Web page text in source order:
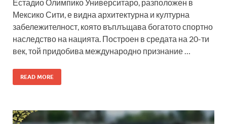
Естадио Олимпико Университаро, разположен в
Мексико Сити, е видна архитектурна и културна
забележителност, която въплъщава богатото спортно
наследство на нацията. Построен в средата на 20-ти
век, той придобива международно признание …
READ MORE